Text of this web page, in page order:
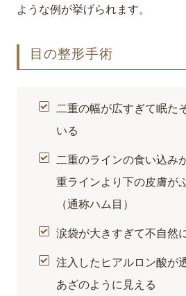
ような例が挙げられます。
目の整形手術
二重の幅が広すぎて眠た
いる
二重のラインの食い込み
重ラインより下の皮膚が
（通称ハム目）
涙袋が大きすぎて不自然
注入したヒアルロン酸が
あざのように見える